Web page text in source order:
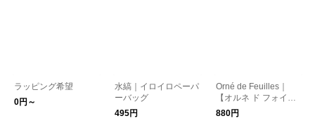
ラッピング希望
0円～
水縞｜イロイロペーパ
ーバッグ
495円
Orné de Feuilles｜
【オルネ ド フォイユ
専用】ギフトボックス
【誕生日】【プレゼン
880円